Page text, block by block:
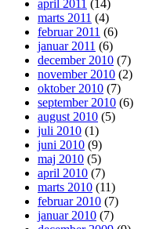
april 2011 (14)
marts 2011 (4)
februar 2011 (6)
januar 2011 (6)
december 2010 (7)
november 2010 (2)
oktober 2010 (7)
september 2010 (6)
august 2010 (5)
juli 2010 (1)
juni 2010 (9)
maj 2010 (5)
april 2010 (7)
marts 2010 (11)
februar 2010 (7)
januar 2010 (7)